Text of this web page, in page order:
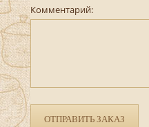
Комментарий:
ОТПРАВИТЬ ЗАКАЗ